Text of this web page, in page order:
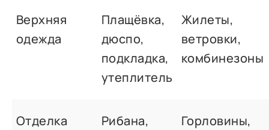
Верхняя
одежда
Плащёвка,
дюспо,
подкладка,
утеплитель
Жилеты,
ветровки,
комбинезоны
Отделка
Рибана,
Горловины,